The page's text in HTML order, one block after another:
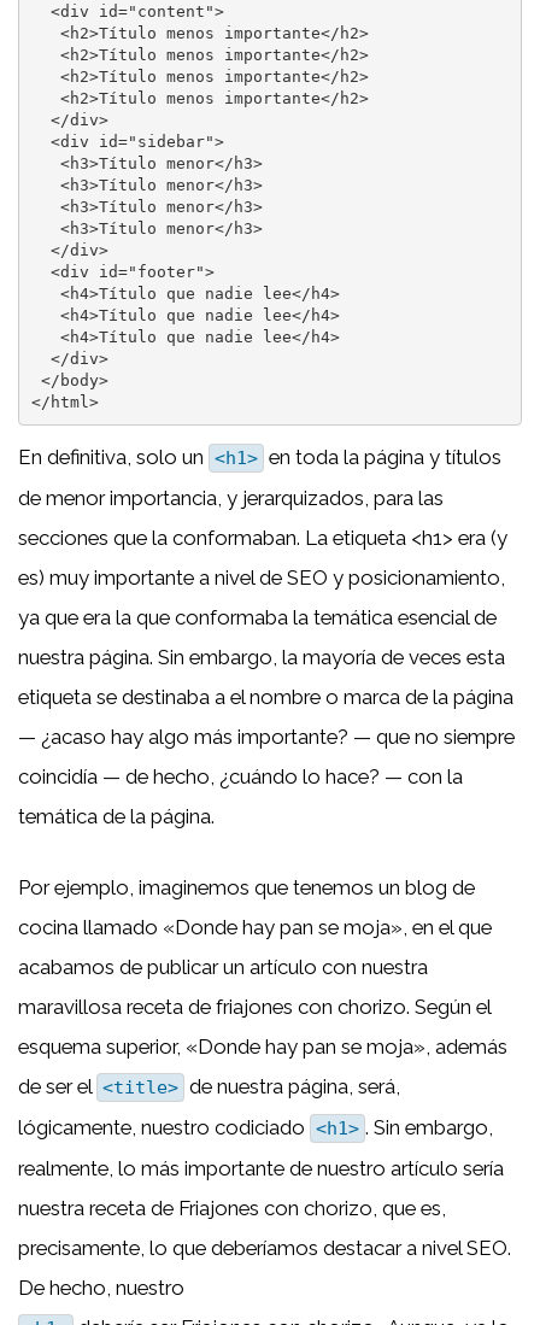
  <div id="content">
   <h2>Título menos importante</h2>
   <h2>Título menos importante</h2>
   <h2>Título menos importante</h2>
   <h2>Título menos importante</h2>
  </div>
  <div id="sidebar">
   <h3>Título menor</h3>
   <h3>Título menor</h3>
   <h3>Título menor</h3>
   <h3>Título menor</h3>
  </div>
  <div id="footer">
   <h4>Título que nadie lee</h4>
   <h4>Título que nadie lee</h4>
   <h4>Título que nadie lee</h4>
  </div>
</body>
</html>
En definitiva, solo un <h1> en toda la página y títulos
de menor importancia, y jerarquizados, para las
secciones que la conformaban. La etiqueta <h1> era (y
es) muy importante a nivel de SEO y posicionamiento,
ya que era la que conformaba la temática esencial de
nuestra página. Sin embargo, la mayoría de veces esta
etiqueta se destinaba a el nombre o marca de la página
— ¿acaso hay algo más importante? — que no siempre
coincidía — de hecho, ¿cuándo lo hace? — con la
temática de la página.
Por ejemplo, imaginemos que tenemos un blog de
cocina llamado «Donde hay pan se moja», en el que
acabamos de publicar un artículo con nuestra
maravillosa receta de friajones con chorizo. Según el
esquema superior, «Donde hay pan se moja», además
de ser el <title> de nuestra página, será,
lógicamente, nuestro codiciado <h1> . Sin embargo,
realmente, lo más importante de nuestro artículo sería
nuestra receta de Friajones con chorizo, que es,
precisamente, lo que deberíamos destacar a nivel SEO.
De hecho, nuestro